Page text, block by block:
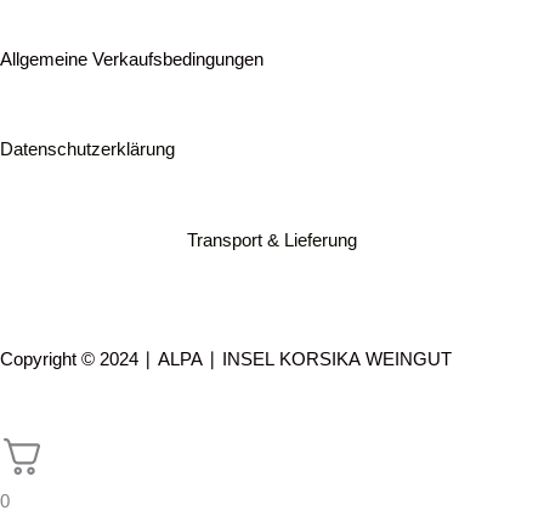
Allgemeine Verkaufsbedingungen
Datenschutzerklärung
Transport & Lieferung
Copyright © 2024 ∣ ALPA ∣ INSEL KORSIKA WEINGUT
0